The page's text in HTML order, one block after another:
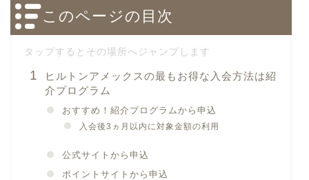
このページの目次
ヒルトンアメックスの最もお得な入会方法は紹
介プログラム
おすすめ！紹介プログラムから申込
入会後3ヵ月以内に対象金額の利用
公式サイトから申込
ポイントサイトから申込